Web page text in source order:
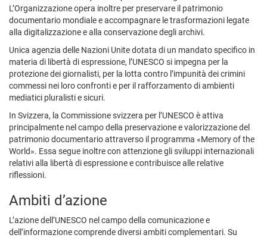
L’Organizzazione opera inoltre per preservare il patrimonio
documentario mondiale e accompagnare le trasformazioni legate
alla digitalizzazione e alla conservazione degli archivi.
Unica agenzia delle Nazioni Unite dotata di un mandato specifico in
materia di libertà di espressione, l’UNESCO si impegna per la
protezione dei giornalisti, per la lotta contro l’impunità dei crimini
commessi nei loro confronti e per il rafforzamento di ambienti
mediatici pluralisti e sicuri.
In Svizzera, la Commissione svizzera per l’UNESCO è attiva
principalmente nel campo della preservazione e valorizzazione del
patrimonio documentario attraverso il programma «Memory of the
World». Essa segue inoltre con attenzione gli sviluppi internazionali
relativi alla libertà di espressione e contribuisce alle relative
riflessioni.
Ambiti d’azione
L’azione dell’UNESCO nel campo della comunicazione e
dell’informazione comprende diversi ambiti complementari. Su